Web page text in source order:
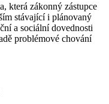
která zákonný zástupce
stávající i plánovaný
a sociální dovednosti
problémové chování